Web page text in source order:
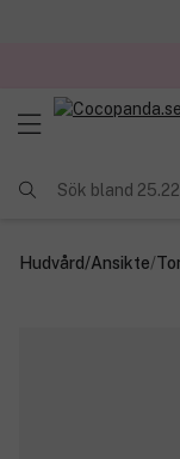
Sök bland
Hudvård/Ansikte/